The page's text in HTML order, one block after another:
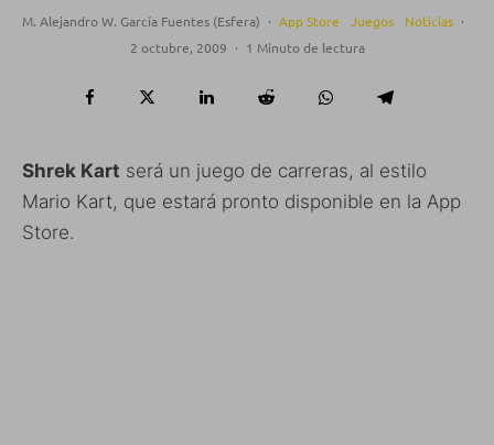
M. Alejandro W. García Fuentes (Esfera) · App Store Juegos Noticias ·
2 octubre, 2009 · 1 Minuto de lectura
Shrek Kart será un juego de carreras, al estilo
Mario Kart, que estará pronto disponible en la App
Store.